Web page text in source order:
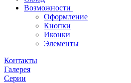
Возможности
Оформление
Кнопки
Иконки
Элементы
Контакты
Галерея
Cерии